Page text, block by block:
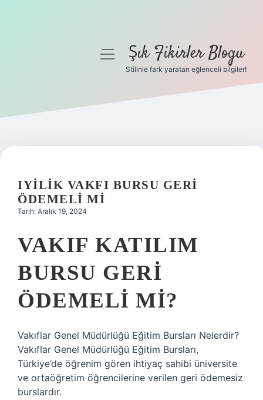
Gizlilik Politikası
Yasal Uyarı
menüyüŞık Fikirler Blogu
Stilinle fark yaratan eğlenceli bilgiler!
IYILIK VAKFI BURSU GERI
ÖDEMELI MI
Tarih: Aralık 19, 2024
VAKIF KATILIM
BURSU GERI
ÖDEMELI MI?
Vakıflar Genel Müdürlüğü Eğitim Bursları Nelerdir?
Vakıflar Genel Müdürlüğü Eğitim Bursları,
Türkiye’de öğrenim gören ihtiyaç sahibi üniversite
ve ortaöğretim öğrencilerine verilen geri ödemesiz
burslardır.